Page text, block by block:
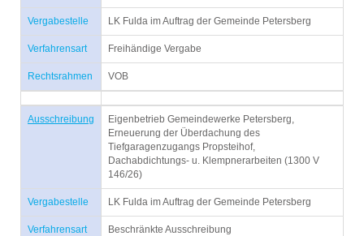
Vergabestelle LK Fulda im Auftrag der Gemeinde Petersberg
Verfahrensart Freihändige Vergabe
Rechtsrahmen VOB
Ausschreibung
Eigenbetrieb Gemeindewerke Petersberg,
Erneuerung der Überdachung des
Tiefgaragenzugangs Propsteihof,
Dachabdichtungs- u. Klempnerarbeiten (1300 V
146/26)
Vergabestelle LK Fulda im Auftrag der Gemeinde Petersberg
Verfahrensart Beschränkte Ausschreibung